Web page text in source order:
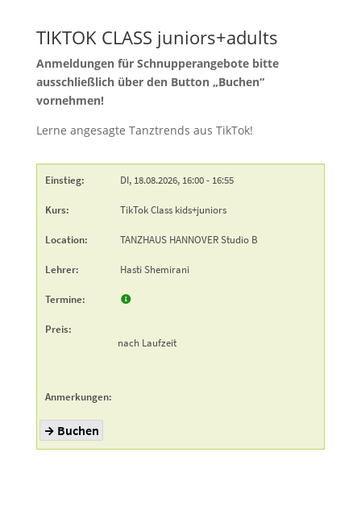
TIKTOK CLASS juniors+adults
Anmeldungen für Schnupperangebote bitte
ausschließlich über den Button „Buchen“
vornehmen!
Lerne angesagte Tanztrends aus TikTok!